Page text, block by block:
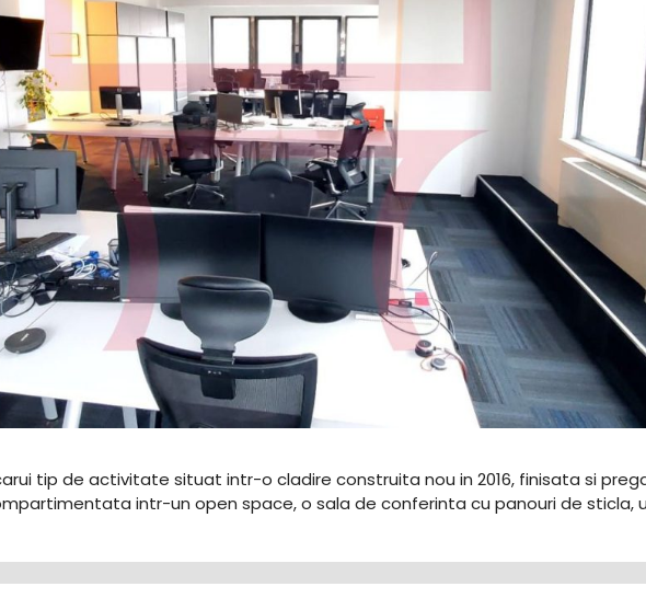
tip de activitate situat intr-o cladire construita nou in 2016, finisata si
intr-un open space, o sala de conferinta cu panouri de sticla,